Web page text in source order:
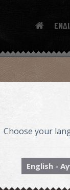
Choose your
English -